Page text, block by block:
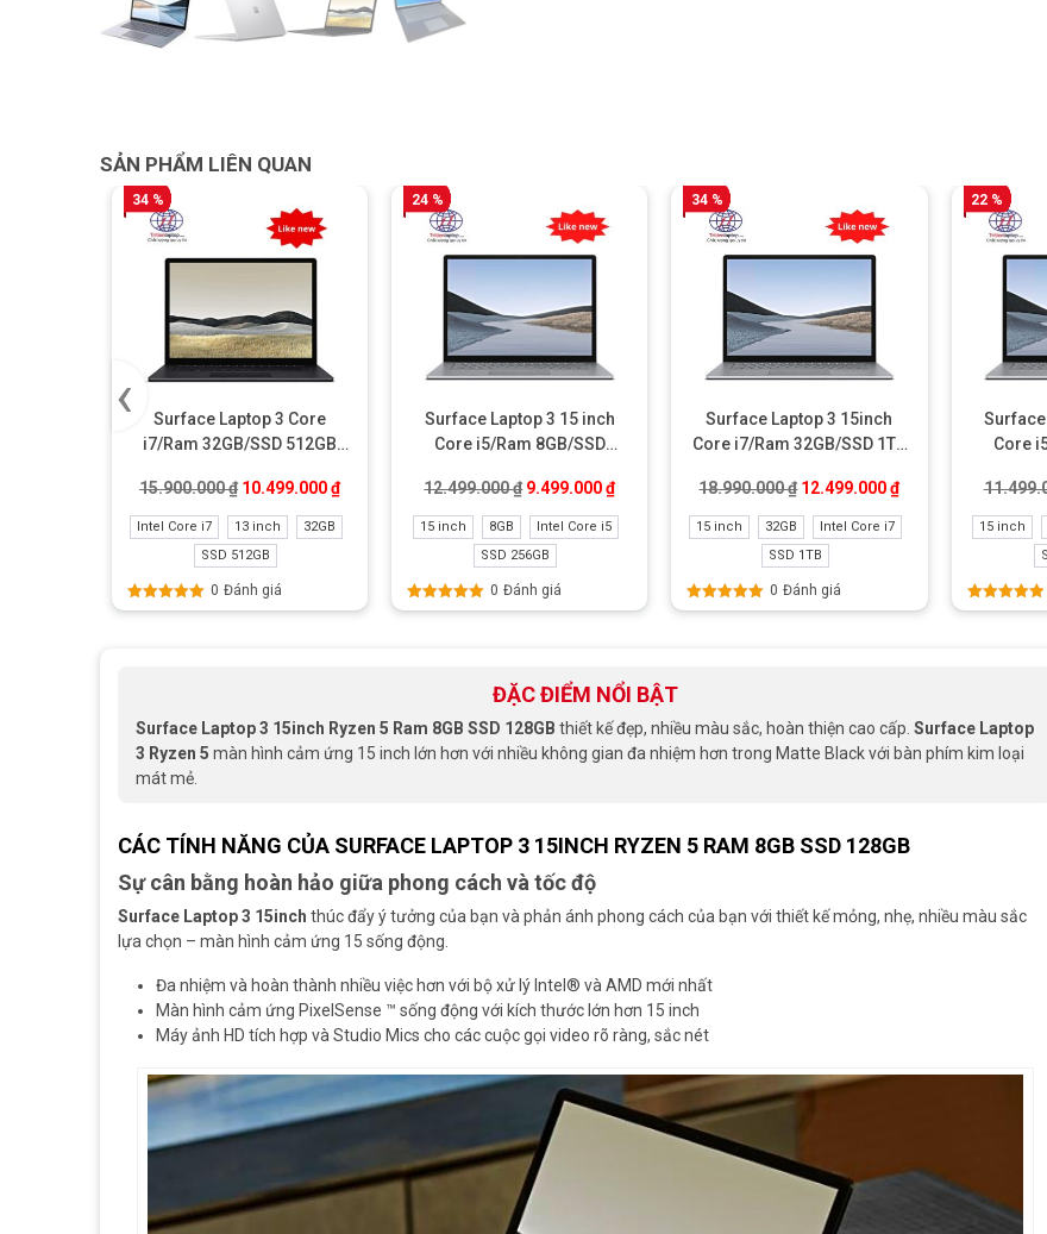
SẢN PHẨM LIÊN QUAN
34 %
Surface Laptop 3 Core
i7/Ram 32GB/SSD 512GB
15.900.000₫ Giá gốc là: 15.900.000 ₫.
10.499.000₫Giá hiện tại là: 10.499.000 ₫.
Intel Core i7 13 inch
32GB
SSD 512GB
Được xếp
0 Đánh giá
24 %
Surface Laptop 3 15 inch
Core i5/Ram 8GB/SSD
12.499.000₫ Giá gốc là: 12.499.000 ₫.
9.499.000₫Giá hiện tại là: 9.499.000 ₫.
15 inch 8GB
Intel Core i5
SSD 256GB
Được xếp
0 Đánh giá
34 %
Surface Laptop 3 15inch
Core i7/Ram 32GB/SSD 1TB
18.990.000₫ Giá gốc là: 18.990.000 ₫.
12.499.000₫Giá hiện tại là:
15 inch 32GB
Intel Core i7
SSD 1TB
Được xếp
0 Đánh giá
22 %
Surface
Core
15 inch
Được xếp
‹
ĐẶC ĐIỂM NỔI BẬT
Surface Laptop 3 15inch Ryzen 5 Ram 8GB SSD 128GB thiết kế đẹp, nhiều màu sắc, hoàn thiện cao cấp. Surface Laptop
3 Ryzen 5 màn hình cảm ứng 15 inch lớn hơn với nhiều không gian đa nhiệm hơn trong Matte Black với bàn phím kim loại
mát mẻ.
CÁC TÍNH NĂNG CỦA SURFACE LAPTOP 3 15INCH RYZEN 5 RAM 8GB SSD 128GB
Sự cân bằng hoàn hảo giữa phong cách và tốc độ
Surface Laptop 3 15inch thúc đẩy ý tưởng của bạn và phản ánh phong cách của bạn với thiết kế mỏng, nhẹ, nhiều màu sắc
lựa chọn – màn hình cảm ứng 15 sống động.
Đa nhiệm và hoàn thành nhiều việc hơn với bộ xử lý Intel® và AMD mới nhất
Màn hình cảm ứng PixelSense ™ sống động với kích thước lớn hơn 15 inch
Máy ảnh HD tích hợp và Studio Mics cho các cuộc gọi video rõ ràng, sắc nét